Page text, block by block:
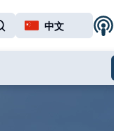
中文